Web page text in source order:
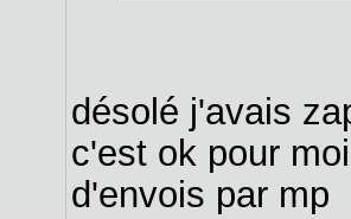
désolé j'avais
c'est ok pour
d'envois par mp